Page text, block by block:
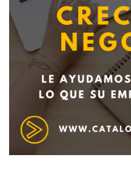
Deseo recibir
Servicios